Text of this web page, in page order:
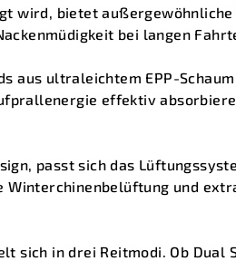
wird, bietet
bei langen
aus ultraleichtem EPP-
effektiv
passt sich das
Winterchinenbelüftung und
sich in drei Reitmodi. Ob